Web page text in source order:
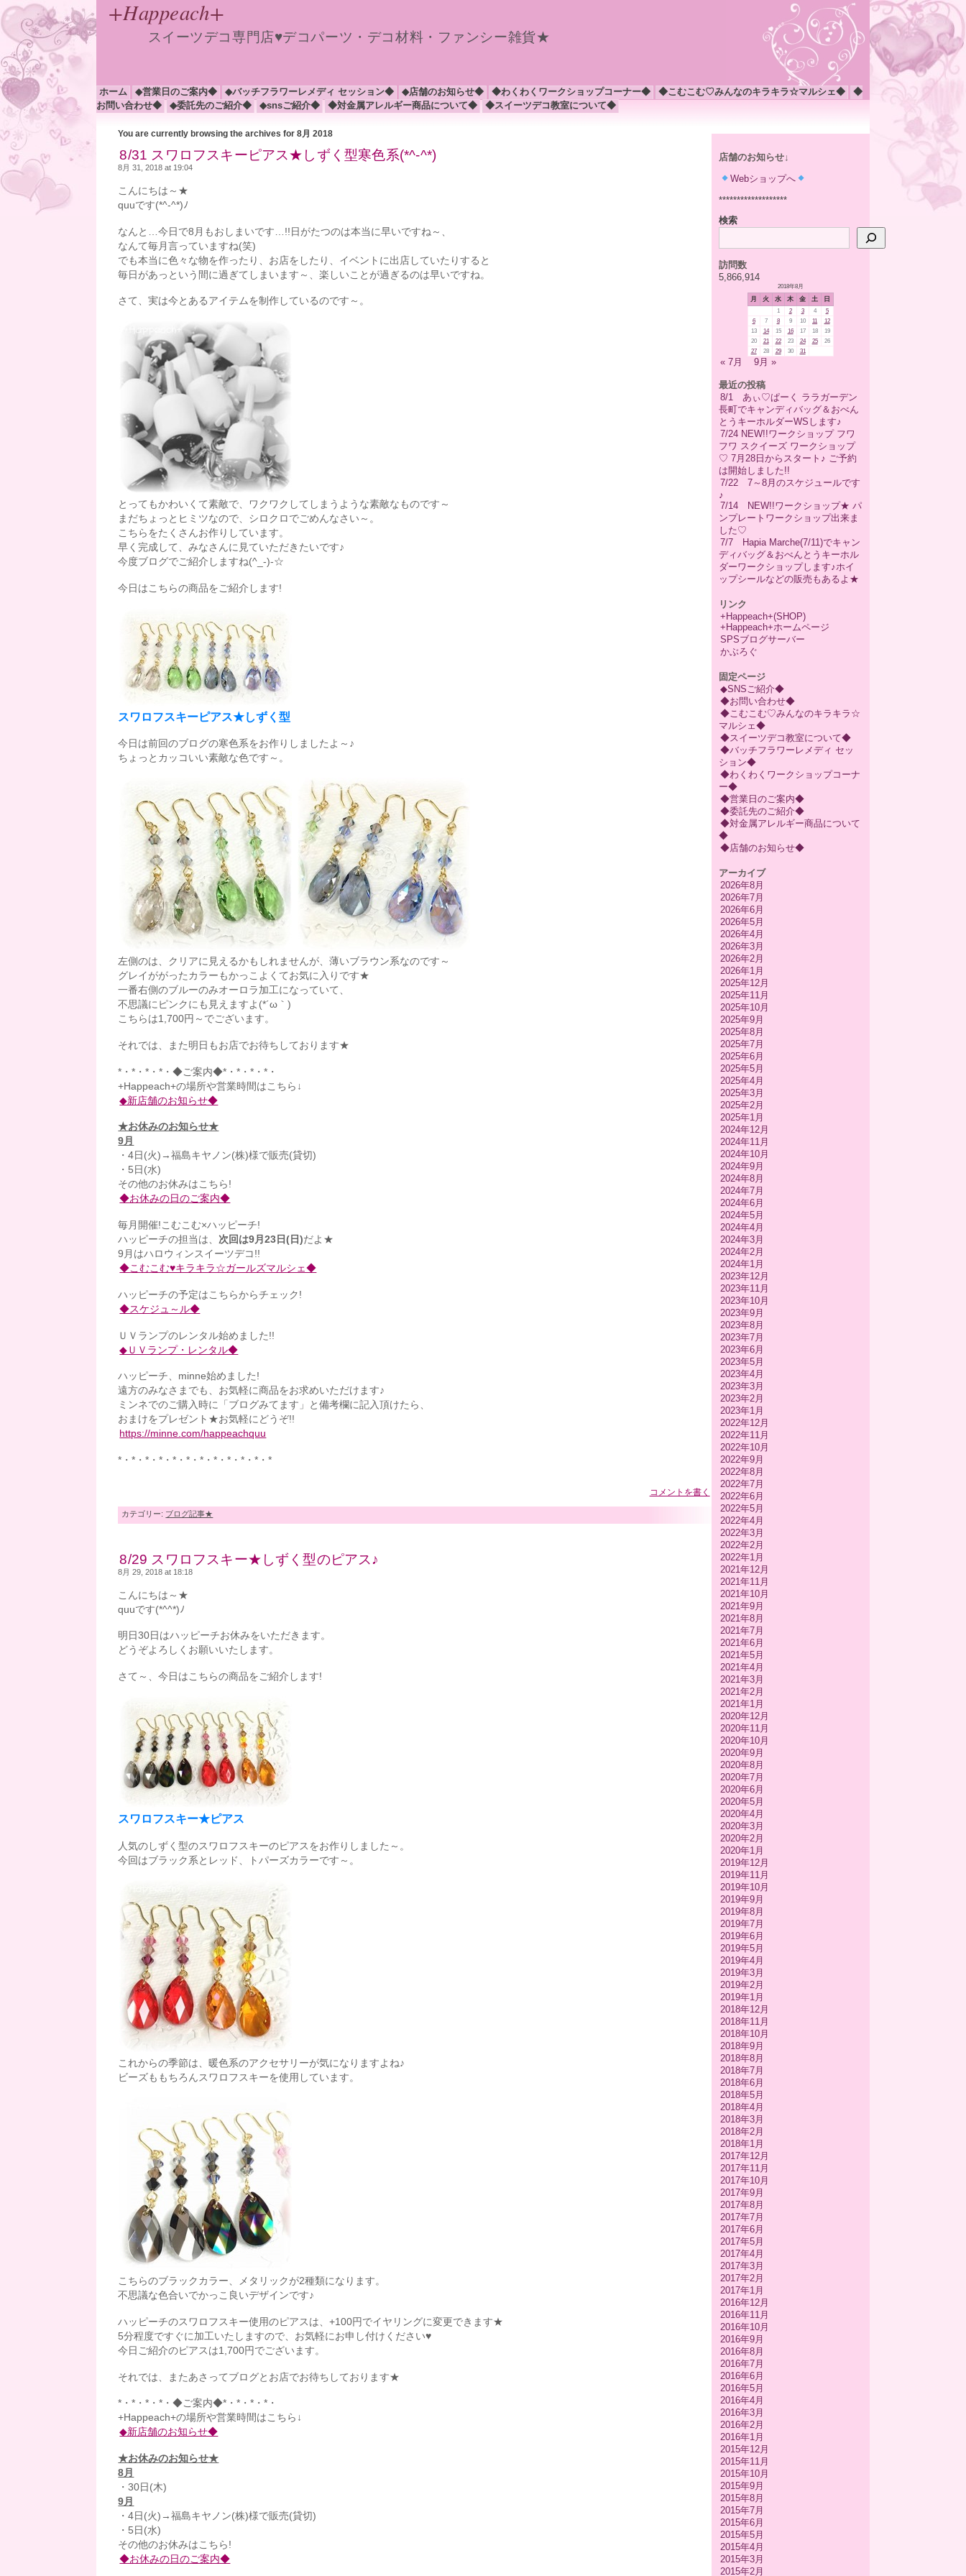
+Happeach+
スイーツデコ専門店♥デコパーツ・デコ材料・ファンシー雑貨★
ホーム ◆営業日のご案内◆ ◆バッチフラワーレメディ セッション◆ ◆店舗のお知らせ◆ ◆わくわくワークショップコーナー◆ ◆こむこむ♡みんなのキラキラ☆マルシェ◆
◆
お問い合わせ◆
◆委託先のご紹介◆ ◆snsご紹介◆ ◆対金属アレルギー商品について◆ ◆スイーツデコ教室について◆
店舗のお知らせ↓
Webショップへ
*******************
検索
訪問数
5,866,914
2018年8月
月 火 水 木 金 土 日
1 2 3 4
5
6
7 8 9 10 11
12
13
14 15 16 17 18
19
20
21 22 23 24 25
26
27
28 29 30 31
« 7月 9月 »
最近の投稿
8/1 あぃ♡ぱーく ララガーデン
長町でキャンディバッグ＆おべん
とうキーホルダーWSします♪
7/24 NEW!!ワークショップ フワ
フワ スクイーズ ワークショップ
♡ 7月28日からスタート♪ ご予約
は開始しました!!
7/22 7～8月のスケジュールです
♪
7/14 NEW!!ワークショップ★ パ
ンプレートワークショップ出来ま
した♡
7/7 Hapia Marche(7/11)でキャン
ディバッグ＆おべんとうキーホル
ダーワークショップします♪ホイ
ップシールなどの販売もあるよ★
リンク
+Happeach+(SHOP)
+Happeach+ホームページ
SPSブログサーバー
かぶろぐ
固定ページ
◆SNSご紹介◆
◆お問い合わせ◆
◆こむこむ♡みんなのキラキラ☆
マルシェ◆
◆スイーツデコ教室について◆
◆バッチフラワーレメディ セッ
ション◆
◆わくわくワークショップコーナ
ー◆
◆営業日のご案内◆
◆委託先のご紹介◆
◆対金属アレルギー商品について
◆
◆店舗のお知らせ◆
アーカイブ
2026年8月
2026年7月
2026年6月
2026年5月
2026年4月
2026年3月
2026年2月
2026年1月
2025年12月
2025年11月
2025年10月
2025年9月
2025年8月
2025年7月
2025年6月
2025年5月
2025年4月
2025年3月
2025年2月
2025年1月
2024年12月
2024年11月
2024年10月
2024年9月
2024年8月
2024年7月
2024年6月
2024年5月
2024年4月
2024年3月
2024年2月
2024年1月
2023年12月
2023年11月
2023年10月
2023年9月
2023年8月
2023年7月
2023年6月
2023年5月
2023年4月
2023年3月
2023年2月
2023年1月
2022年12月
2022年11月
2022年10月
2022年9月
2022年8月
2022年7月
2022年6月
2022年5月
2022年4月
2022年3月
2022年2月
2022年1月
2021年12月
2021年11月
2021年10月
2021年9月
2021年8月
2021年7月
2021年6月
2021年5月
2021年4月
2021年3月
2021年2月
2021年1月
2020年12月
2020年11月
2020年10月
2020年9月
2020年8月
2020年7月
2020年6月
2020年5月
2020年4月
2020年3月
2020年2月
2020年1月
2019年12月
2019年11月
2019年10月
2019年9月
2019年8月
2019年7月
2019年6月
2019年5月
2019年4月
2019年3月
2019年2月
2019年1月
2018年12月
2018年11月
2018年10月
2018年9月
2018年8月
2018年7月
2018年6月
2018年5月
2018年4月
2018年3月
2018年2月
2018年1月
2017年12月
2017年11月
2017年10月
2017年9月
2017年8月
2017年7月
2017年6月
2017年5月
2017年4月
2017年3月
2017年2月
2017年1月
2016年12月
2016年11月
2016年10月
2016年9月
2016年8月
2016年7月
2016年6月
2016年5月
2016年4月
2016年3月
2016年2月
2016年1月
2015年12月
2015年11月
2015年10月
2015年9月
2015年8月
2015年7月
2015年6月
2015年5月
2015年4月
2015年3月
2015年2月
You are currently browsing the archives for 8月 2018
8/31 スワロフスキーピアス★しずく型寒色系(*^-^*)
8月 31, 2018 at 19:04
こんにちは～★
quuです(*^-^*)ﾉ
なんと…今日で8月もおしまいです…!!日がたつのは本当に早いですね～、
なんて毎月言っていますね(笑)
でも本当に色々な物を作ったり、お店をしたり、イベントに出店していたりすると
毎日があっという間に過ぎてしまいます～、楽しいことが過ぎるのは早いですね。
さて、実は今とあるアイテムを制作しているのです～。
とってもかわいくて素敵で、ワクワクしてしまうような素敵なものです～
まだちょっとヒミツなので、シロクロでごめんなさい～。
こちらをたくさんお作りしています。
早く完成して、みなさんに見ていただきたいです♪
今度ブログでご紹介しますね(^_-)-☆
今日はこちらの商品をご紹介します!
スワロフスキーピアス★しずく型
今日は前回のブログの寒色系をお作りしましたよ～♪
ちょっとカッコいい素敵な色です～。
左側のは、クリアに見えるかもしれませんが、薄いブラウン系なのです～
グレイががったカラーもかっこよくてお気に入りです★
一番右側のブルーのみオーロラ加工になっていて、
不思議にピンクにも見えますよ(*´ω｀)
こちらは1,700円～でございます。
それでは、また明日もお店でお待ちしております★
*・*・*・*・◆ご案内◆*・*・*・*・
+Happeach+の場所や営業時間はこちら↓
◆新店舗のお知らせ◆
★お休みのお知らせ★
9月
・4日(火)→福島キヤノン(株)様で販売(貸切)
・5日(水)
その他のお休みはこちら!
◆お休みの日のご案内◆
毎月開催!こむこむ×ハッピーチ!
ハッピーチの担当は、次回は9月23日(日)だよ★
9月はハロウィンスイーツデコ!!
◆こむこむ♥キラキラ☆ガールズマルシェ◆
ハッピーチの予定はこちらからチェック!
◆スケジュ～ル◆
ＵＶランプのレンタル始めました!!
◆ＵＶランプ・レンタル◆
ハッピーチ、minne始めました!
遠方のみなさまでも、お気軽に商品をお求めいただけます♪
ミンネでのご購入時に「ブログみてます」と備考欄に記入頂けたら、
おまけをプレゼント★お気軽にどうぞ!!
https://minne.com/happeachquu
*・*・*・*・*・*・*・*・*・*・*・*
コメントを書く
カテゴリー: ブログ記事★
8/29 スワロフスキー★しずく型のピアス♪
8月 29, 2018 at 18:18
こんにちは～★
quuです(*^^*)ﾉ
明日30日はハッピーチお休みをいただきます。
どうぞよろしくお願いいたします。
さて～、今日はこちらの商品をご紹介します!
スワロフスキー★ピアス
人気のしずく型のスワロフスキーのピアスをお作りしました～。
今回はブラック系とレッド、トパーズカラーです～。
これからの季節は、暖色系のアクセサリーが気になりますよね♪
ビーズももちろんスワロフスキーを使用しています。
こちらのブラックカラー、メタリックが2種類になります。
不思議な色合いでかっこ良いデザインです♪
ハッピーチのスワロフスキー使用のピアスは、+100円でイヤリングに変更できます★
5分程度ですぐに加工いたしますので、お気軽にお申し付けください♥
今日ご紹介のピアスは1,700円でございます。
それでは、またあさってブログとお店でお待ちしております★
*・*・*・*・◆ご案内◆*・*・*・*・
+Happeach+の場所や営業時間はこちら↓
◆新店舗のお知らせ◆
★お休みのお知らせ★
8月
・30日(木)
9月
・4日(火)→福島キヤノン(株)様で販売(貸切)
・5日(水)
その他のお休みはこちら!
◆お休みの日のご案内◆